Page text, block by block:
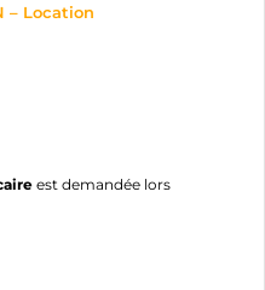
– Location
est demandée lors